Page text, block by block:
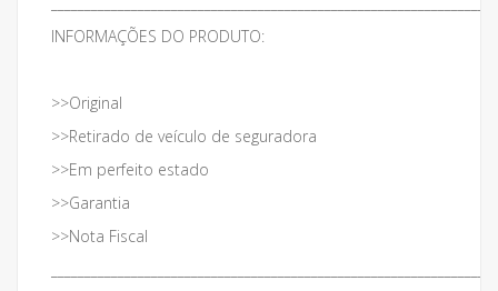
INFORMAÇÕES DO PRODUTO:
>>Original
>>Retirado de veículo de seguradora
>>Em perfeito estado
>>Garantia
>>Nota Fiscal